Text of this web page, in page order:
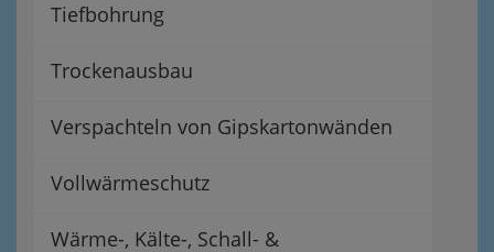
Tiefbohrung
Trockenausbau
Verspachteln von Gipskartonwänden
Vollwärmeschutz
Wärme-, Kälte-, Schall- &